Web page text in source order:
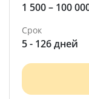
1 500 – 100
Срок
5 - 126 дней